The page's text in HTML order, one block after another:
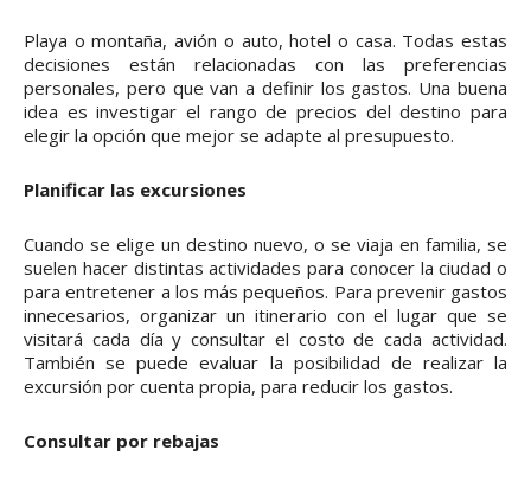
Playa o montaña, avión o auto, hotel o casa. Todas estas
decisiones están relacionadas con las preferencias
personales, pero que van a definir los gastos. Una buena
idea es investigar el rango de precios del destino para
elegir la opción que mejor se adapte al presupuesto.
Planificar las excursiones
Cuando se elige un destino nuevo, o se viaja en familia, se
suelen hacer distintas actividades para conocer la ciudad o
para entretener a los más pequeños. Para prevenir gastos
innecesarios, organizar un itinerario con el lugar que se
visitará cada día y consultar el costo de cada actividad.
También se puede evaluar la posibilidad de realizar la
excursión por cuenta propia, para reducir los gastos.
Consultar por rebajas